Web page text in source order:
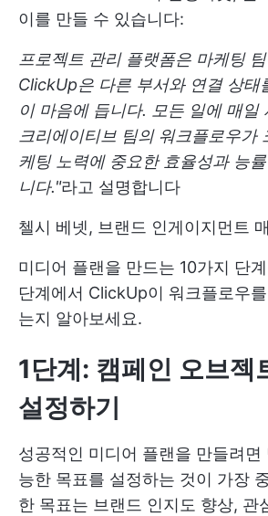
이를 만들 수 있습니다:
프로젝트 관리 플랫폼은 마케팅
ClickUp은 다른 부서와 연결 상태
이 마음에 듭니다. 모든 일에 매일
크리에이티브 팀의 워크플로우가
케팅 노력에 중요한 효율성과 능
니다."라고 설명합니다
첼시 베넷, 브랜드 인게이지먼트
미디어 플랜을 만드는 10가지 단
단계에서 ClickUp이 워크플로우
는지 알아보세요.
1단계: 캠페인 오브젝
설정하기
성공적인 미디어 플랜을 만들려
능한 목표를 설정하는 것이 가장
한 목표는 브랜드 인지도 향상, 관